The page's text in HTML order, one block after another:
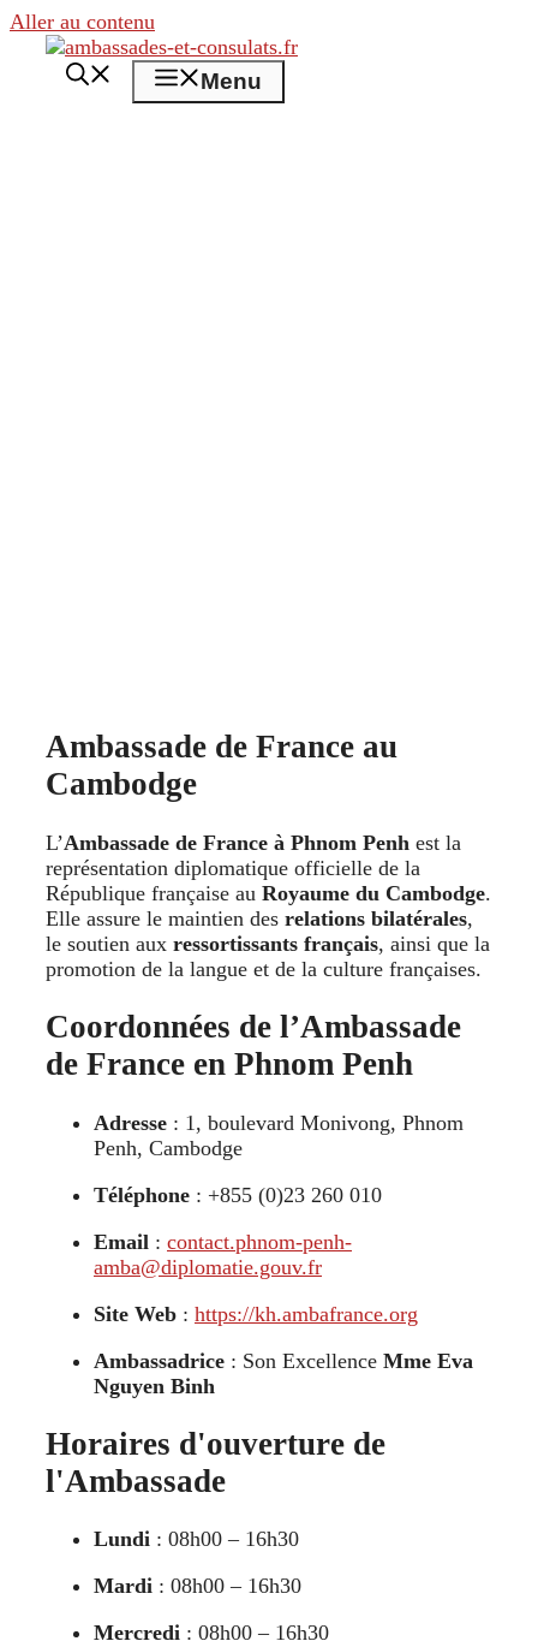
Aller au contenu
Menu
Ambassade de France au
Cambodge
L’Ambassade de France à Phnom Penh est la
représentation diplomatique officielle de la
République française au Royaume du Cambodge.
Elle assure le maintien des relations bilatérales,
le soutien aux ressortissants français, ainsi que la
promotion de la langue et de la culture françaises.
Coordonnées de l’Ambassade
de France en Phnom Penh
Adresse : 1, boulevard Monivong, Phnom
Penh, Cambodge
Téléphone : +855 (0)23 260 010
Email : contact.phnom-penh-
amba@diplomatie.gouv.fr
Site Web : https://kh.ambafrance.org
Ambassadrice : Son Excellence Mme Eva
Nguyen Binh
Horaires d'ouverture de
l'Ambassade
Lundi : 08h00 – 16h30
Mardi : 08h00 – 16h30
Mercredi : 08h00 – 16h30